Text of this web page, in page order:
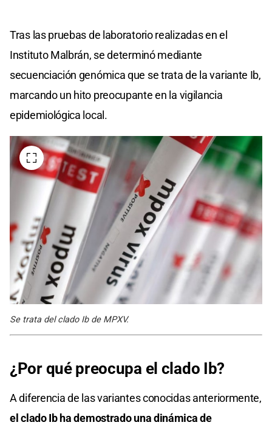
Tras las pruebas de laboratorio realizadas en el
Instituto Malbrán, se determinó mediante
secuenciación genómica que se trata de la variante Ib,
marcando un hito preocupante en la vigilancia
epidemiológica local.
Se trata del clado Ib de MPXV.
¿Por qué preocupa el clado Ib?
A diferencia de las variantes conocidas anteriormente,
el clado Ib ha demostrado una dinámica de